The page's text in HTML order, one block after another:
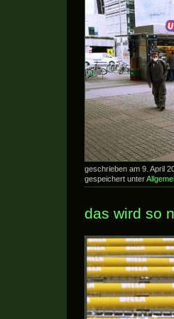
geschrieben am 9. April
gespeichert unter
das wird so